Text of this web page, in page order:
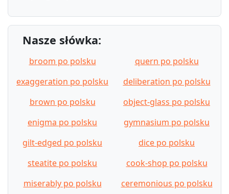
Nasze słówka:
broom po polsku
quern po polsku
exaggeration po polsku
deliberation po polsku
brown po polsku
object-glass po polsku
enigma po polsku
gymnasium po polsku
gilt-edged po polsku
dice po polsku
steatite po polsku
cook-shop po polsku
miserably po polsku
ceremonious po polsku